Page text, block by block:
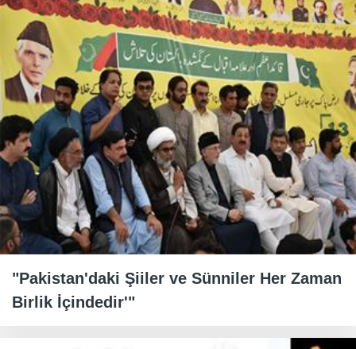
"Pakistan'daki Şiiler ve Sünniler Her Zaman
Birlik İçindedir'"